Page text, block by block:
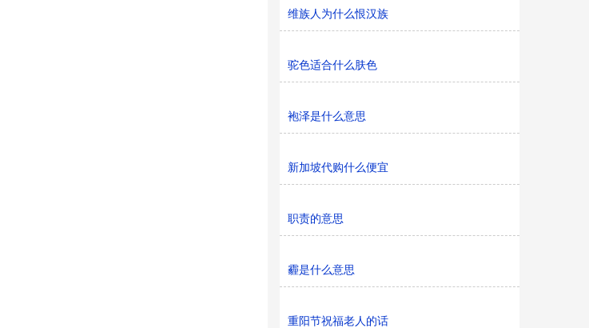
维族人为什么恨汉族
驼色适合什么肤色
袍泽是什么意思
新加坡代购什么便宜
职责的意思
霾是什么意思
重阳节祝福老人的话